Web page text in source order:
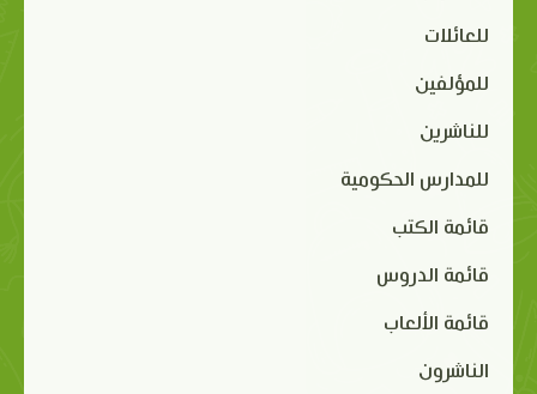
للعائلات
للمؤلفين
للناشرين
للمدارس الحكومية
قائمة الكتب
قائمة الدروس
قائمة الألعاب
الناشرون